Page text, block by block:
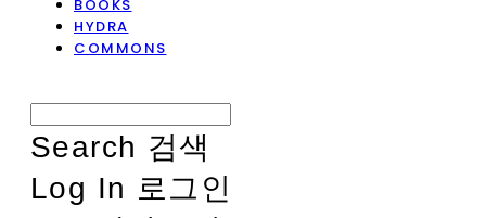
BOOKS
HYDRA
COMMONS
Search 검색
Log In 로그인